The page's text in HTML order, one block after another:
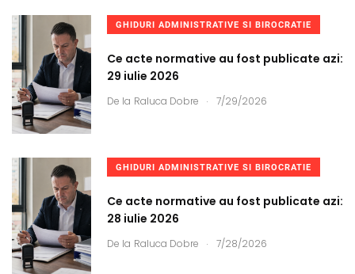
GHIDURI ADMINISTRATIVE SI BIROCRATIE
Ce acte normative au fost publicate azi:
29 iulie 2026
De la Raluca Dobre . 7/29/2026
GHIDURI ADMINISTRATIVE SI BIROCRATIE
Ce acte normative au fost publicate azi:
28 iulie 2026
De la Raluca Dobre . 7/28/2026